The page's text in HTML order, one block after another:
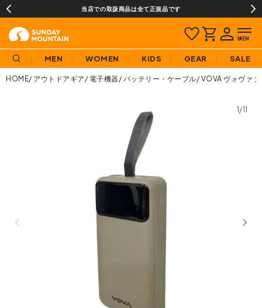
当店での取扱商品は全て正規品です
MEN WOMEN KIDS GEAR SALE
HOME アウトドアギア 電子機器 バッテリー・ケーブル VOVA ヴォヴァ
1/11